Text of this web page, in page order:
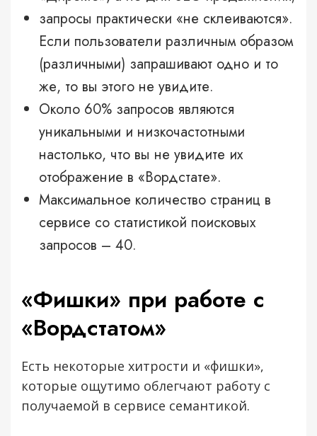
запросы практически «не склеиваются».
Если пользователи различным образом
(различными) запрашивают одно и то
же, то вы этого не увидите.
Около 60% запросов являются
уникальными и низкочастотными
настолько, что вы не увидите их
отображение в «Вордстате».
Максимальное количество страниц в
сервисе со статистикой поисковых
запросов – 40.
«Фишки» при работе с
«Вордстатом»
Есть некоторые хитрости и «фишки»,
которые ощутимо облегчают работу с
получаемой в сервисе семантикой.